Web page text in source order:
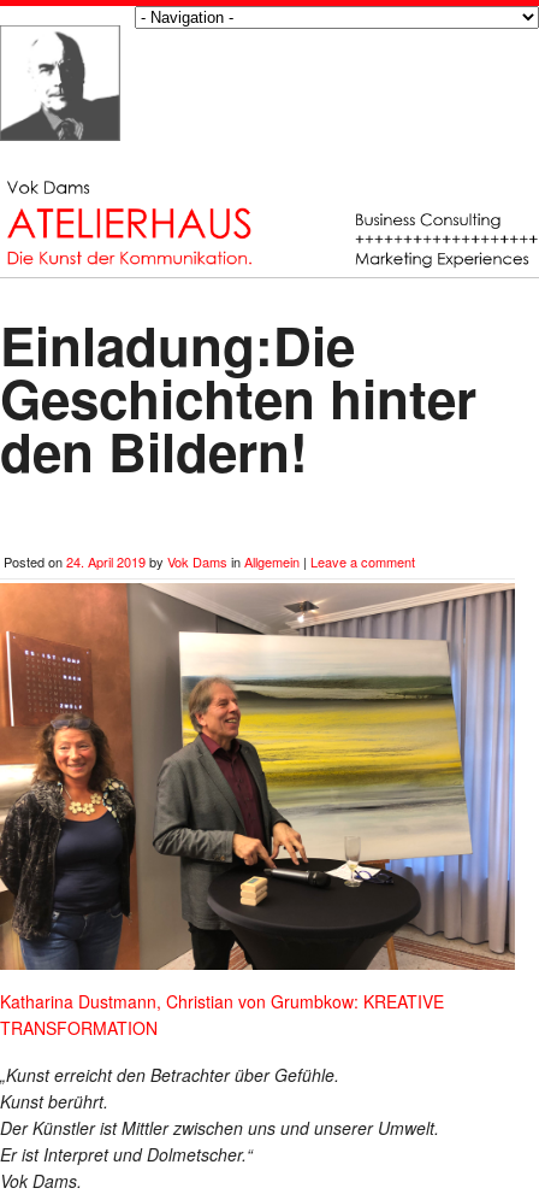
Einladung:Die
Geschichten hinter
den Bildern!
Posted on24. April 2019by Vok Dams inAllgemein | Leave a comment
Katharina Dustmann, Christian von Grumbkow: KREATIVE
TRANSFORMATION
„Kunst erreicht den Betrachter über Gefühle.
Kunst berührt.
Der Künstler ist Mittler zwischen uns und unserer Umwelt.
Er ist Interpret und Dolmetscher.“
Vok Dams.